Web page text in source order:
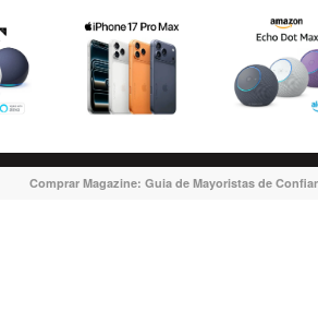
Comprar Magazine: Guia de Mayoristas de